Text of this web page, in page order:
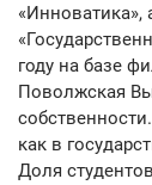
«Инноватика»,
году на базе
Поволжская
как в
Доля